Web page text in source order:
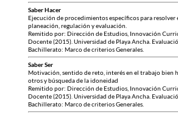
Saber Hacer
Ejecución de procedimientos específicos para resolver
planeación, regulación y evaluación.
Remitido por: Dirección de Estudios, Innovación
Docente (2015). Universidad de Playa Ancha.
Bachillerato: Marco de criterios Generales.
Saber Ser
Motivación, sentido de reto, interés en el trabajo bien
otros y búsqueda de la idoneidad
Remitido por: Dirección de Estudios, Innovación
Docente (2015). Universidad de Playa Ancha.
Bachillerato: Marco de criterios Generales.